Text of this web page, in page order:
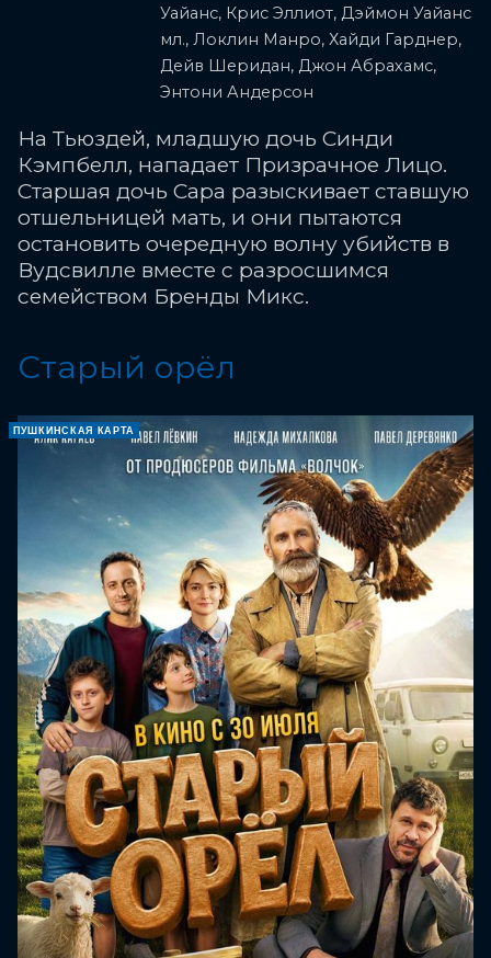
Уайанс, Крис Эллиот, Дэймон Уайанс
мл., Локлин Манро, Хайди Гарднер,
Дейв Шеридан, Джон Абрахамс,
Энтони Андерсон
На Тьюздей, младшую дочь Синди
Кэмпбелл, нападает Призрачное Лицо.
Старшая дочь Сара разыскивает ставшую
отшельницей мать, и они пытаются
остановить очередную волну убийств в
Вудсвилле вместе с разросшимся
семейством Бренды Микс.
Старый орёл
ПУШКИНСКАЯ КАРТА